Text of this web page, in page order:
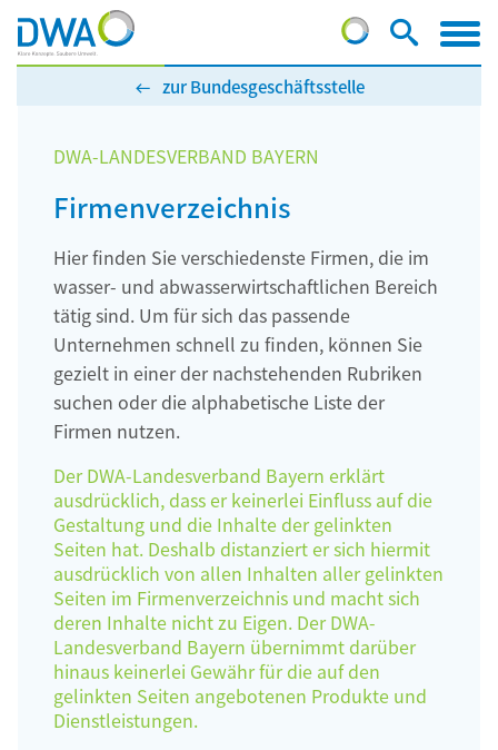
zur Bundesgeschäftsstelle
DWA-LANDESVERBAND BAYERN
Firmenverzeichnis
Hier finden Sie verschiedenste Firmen, die im
wasser- und abwasserwirtschaftlichen Bereich
tätig sind. Um für sich das passende
Unternehmen schnell zu finden, können Sie
gezielt in einer der nachstehenden Rubriken
suchen oder die alphabetische Liste der
Firmen nutzen.
Der DWA-Landesverband Bayern erklärt
ausdrücklich, dass er keinerlei Einfluss auf die
Gestaltung und die Inhalte der gelinkten
Seiten hat. Deshalb distanziert er sich hiermit
ausdrücklich von allen Inhalten aller gelinkten
Seiten im Firmenverzeichnis und macht sich
deren Inhalte nicht zu Eigen. Der DWA-
Landesverband Bayern übernimmt darüber
hinaus keinerlei Gewähr für die auf den
gelinkten Seiten angebotenen Produkte und
Dienstleistungen.